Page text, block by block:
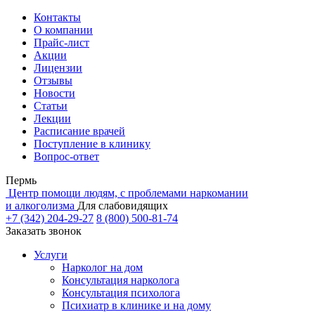
Контакты
О компании
Прайс-лист
Акции
Лицензии
Отзывы
Новости
Статьи
Лекции
Расписание врачей
Поступление в клинику
Вопрос-ответ
Пермь
Центр помощи людям, с проблемами наркомании
и алкоголизма Для слабовидящих
+7 (342) 204-29-27 8 (800) 500-81-74
Заказать звонок
Услуги
Нарколог на дом
Консультация нарколога
Консультация психолога
Психиатр в клинике и на дому